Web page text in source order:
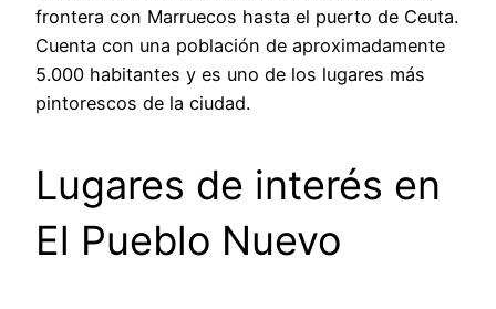
frontera con Marruecos hasta el puerto de Ceuta.
Cuenta con una población de aproximadamente
5.000 habitantes y es uno de los lugares más
pintorescos de la ciudad.
Lugares de interés en
El Pueblo Nuevo